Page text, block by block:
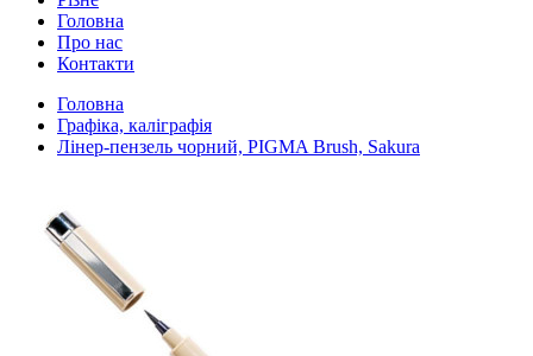
Головна
Про нас
Контакти
Головна
Графіка, каліграфія
Лінер-пензель чорний, PIGMA Brush, Sakura